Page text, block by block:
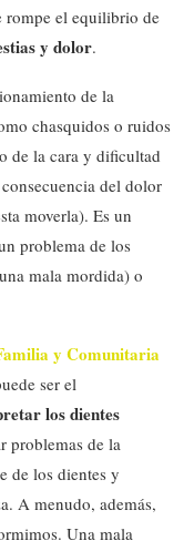
rompe el equilibrio de
y dolor.
de la
chasquidos o ruidos
de la cara y dificultad
del dolor
moverla). Es un
problema de los
mala mordida) o
y Comunitaria
ser el
los dientes
problemas de la
de los dientes y
A menudo, además,
Una mala